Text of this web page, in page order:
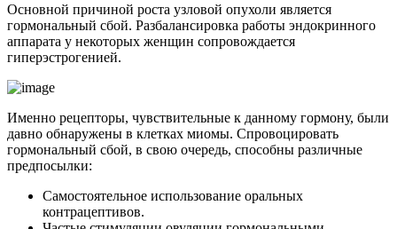
Основной причиной роста узловой опухоли является
гормональный сбой. Разбалансировка работы эндокринного
аппарата у некоторых женщин сопровождается
гиперэстрогенией.
Именно рецепторы, чувствительные к данному гормону, были
давно обнаружены в клетках миомы. Спровоцировать
гормональный сбой, в свою очередь, способны различные
предпосылки:
Самостоятельное использование оральных
контрацептивов.